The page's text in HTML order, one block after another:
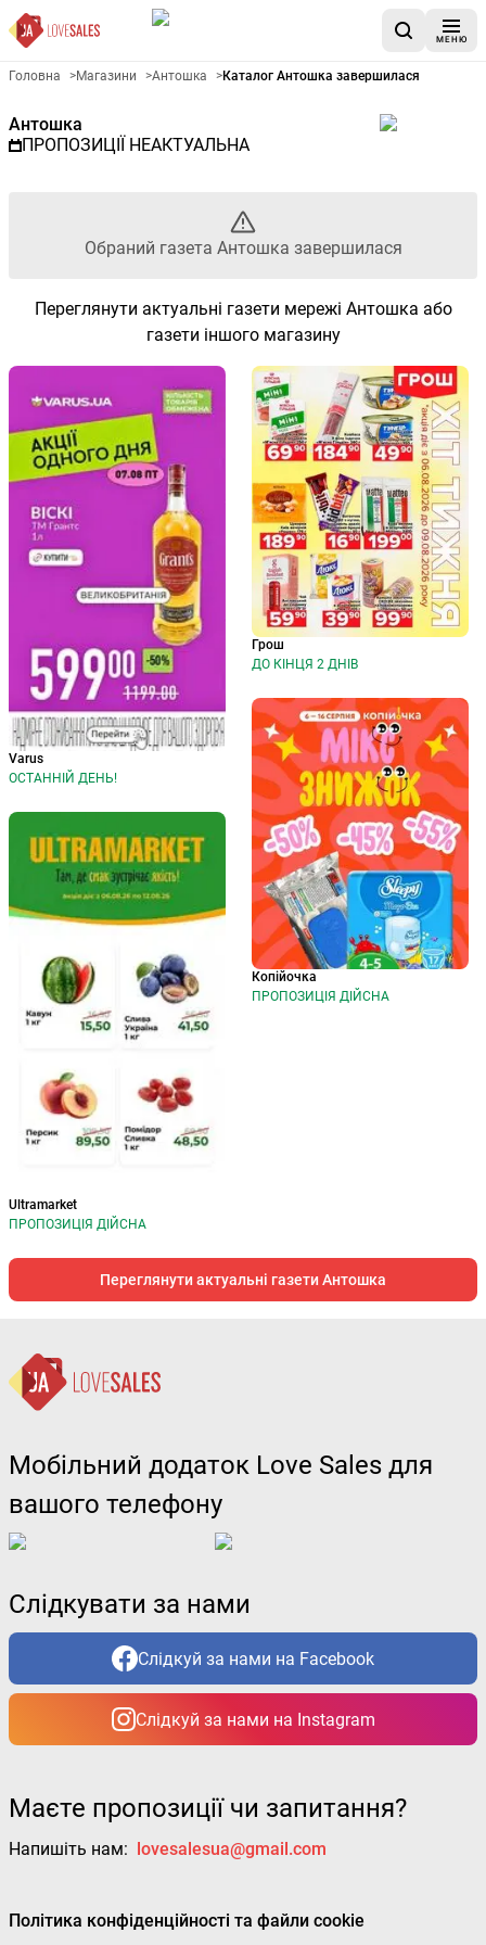
МЕНЮ
Рекламна газета Антошка -
Головна >Магазини >Антошка >Каталог Антошка завершилася
Антошка
ПРОПОЗИЦІЇ НЕАКТУАЛЬНА
Обраний газета Антошка завершилася
Переглянути актуальні газети мережі Антошка або
газети іншого магазину
Varus
ОСТАННІЙ ДЕНЬ!
Ultramarket
ПРОПОЗИЦІЯ ДІЙСНА
Грош
ДО КІНЦЯ 2 ДНІВ
Копійочка
ПРОПОЗИЦІЯ ДІЙСНА
Переглянути актуальні газети Антошка
Мобільний додаток Love Sales для
вашого телефону
Слідкувати за нами
Слідкуй за нами на Facebook
Слідкуй за нами на Instagram
Маєте пропозиції чи запитання?
Напишіть нам: lovesalesua@gmail.com
Політика конфіденційності та файли cookie